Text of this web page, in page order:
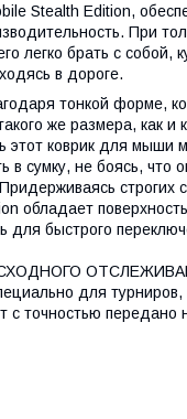
Stealth Edition,
При
легко брать с
в дороге.
тонкой форме,
же размера, как и
этот коврик для мыши
в сумку, не боясь, что
строгих
обладает
для быстрого
для
точностью передано